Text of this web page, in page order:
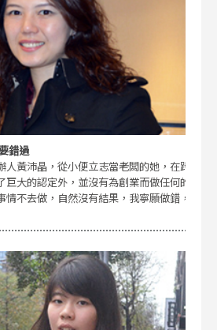
錯過
黃沛晶，從小便立志當老闆的她，在跨
巨大的認定外，並沒有為創業而做任何的
情不去做，自然沒有結果，我寧願做錯，